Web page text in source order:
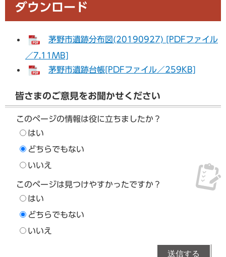
ダウンロード
茅野市遺跡分布図(20190927) [PDFファイル
／7.11MB]
茅野市遺跡台帳[PDFファイル／259KB]
皆さまのご意見をお聞かせください
このページの情報は役に立ちましたか？
はい
どちらでもない
いいえ
このページは見つけやすかったですか？
はい
どちらでもない
いいえ